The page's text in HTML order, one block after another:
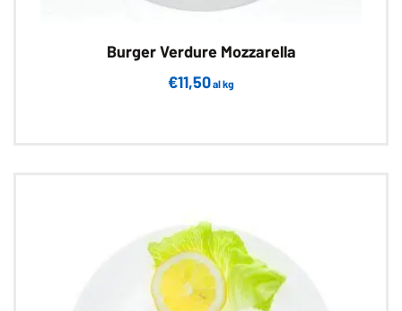
Burger Verdure Mozzarella
€11,50al kg